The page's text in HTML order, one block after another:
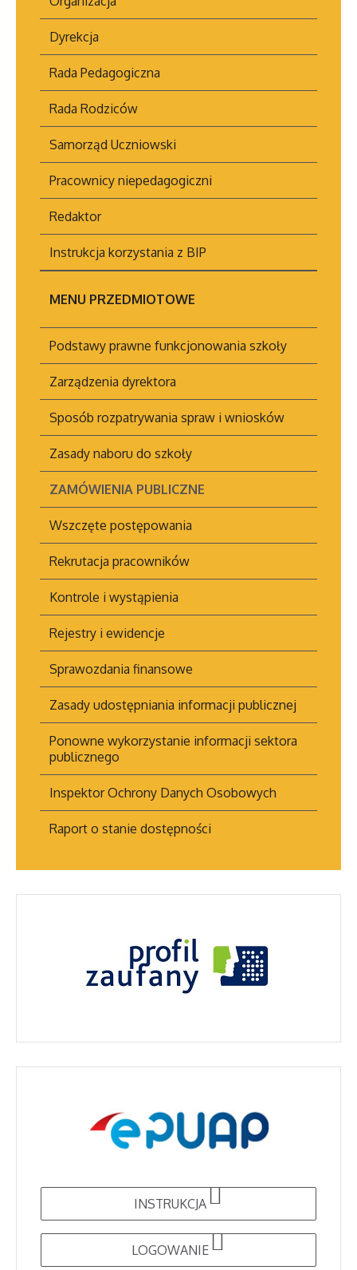
Dyrekcja
Rada Pedagogiczna
Rada Rodziców
Samorząd Uczniowski
Pracownicy niepedagogiczni
Redaktor
Instrukcja korzystania z BIP
MENU PRZEDMIOTOWE
Podstawy prawne funkcjonowania szkoły
Zarządzenia dyrektora
Sposób rozpatrywania spraw i wniosków
Zasady naboru do szkoły
ZAMÓWIENIA PUBLICZNE
Wszczęte postępowania
Rekrutacja pracowników
Kontrole i wystąpienia
Rejestry i ewidencje
Sprawozdania finansowe
Zasady udostępniania informacji publicznej
Ponowne wykorzystanie informacji sektora
publicznego
Inspektor Ochrony Danych Osobowych
Raport o stanie dostępności
INSTRUKCJA
LOGOWANIE